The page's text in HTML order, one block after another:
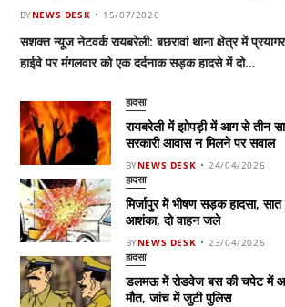
BYNEWS DESK 15/07/2026
सशक्त न्यूज नेटवर्क रायबरेली: बछरावां थाना क्षेत्र में
हाईवे पर मंगलवार को एक दर्दनाक सड़क हादसे में दो…
हादसा
रायबरेली में झोपड़ी में आग से तीन
सरकारी आवास न मिलने पर सवाल
BYNEWS DESK 24/04/2026
हादसा
मिर्जापुर में भीषण सड़क हादसा, सात
आशंका, दो वाहन जले
BYNEWS DESK 23/04/2026
हादसा
डलमऊ में रोडवेज बस की चपेट में
मौत, जांच में जुटी पुलिस